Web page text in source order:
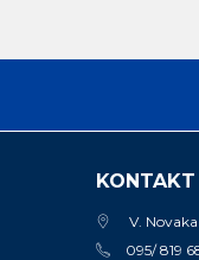
KONTAKT
V.
095/ 819